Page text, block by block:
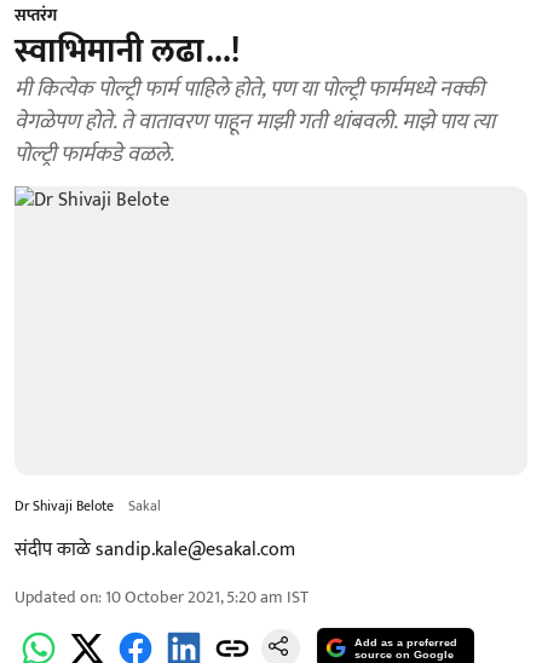
सप्तरंग
स्वाभिमानी लढा...!
मी कित्येक पोल्ट्री फार्म पाहिले होते, पण या पोल्ट्री फार्ममध्ये नक्की
वेगळेपण होते. ते वातावरण पाहून माझी गती थांबवली. माझे पाय त्या
पोल्ट्री फार्मकडे वळले.
Dr Shivaji Belote Sakal
संदीप काळे sandip.kale@esakal.com
Updated on:10 October 2021, 5:20 am IST
Add as a preferred
source on Google